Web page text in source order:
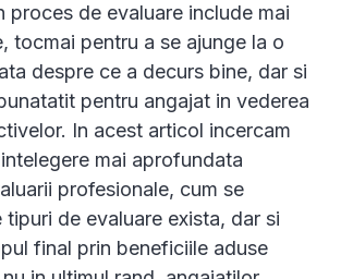
proces de evaluare include mai
tocmai pentru a se ajunge la o
despre ce a decurs bine, dar si
pentru angajat in vederea
In acest articol incercam
mai aprofundata
profesionale, cum se
de evaluare exista, dar si
final prin beneficiile aduse